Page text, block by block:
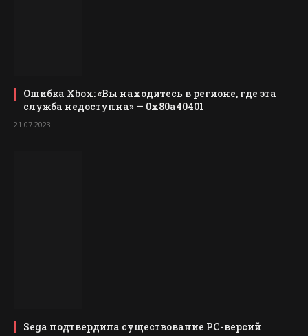
Ошибка Xbox: «Вы находитесь в регионе, где эта
служба недоступна» — 0x80a40401
21.07.2023
Sega подтвердила существование PC-версий